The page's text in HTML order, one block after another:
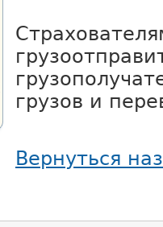
грузов и
Вернуться